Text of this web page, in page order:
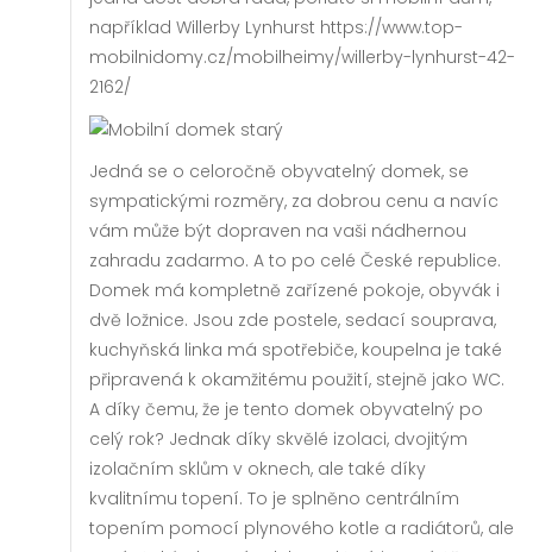
například Willerby Lynhurst https://www.top-
mobilnidomy.cz/mobilheimy/willerby-lynhurst-42-
2162/
Jedná se o celoročně obyvatelný domek, se
sympatickými rozměry, za dobrou cenu a navíc
vám může být dopraven na vaši nádhernou
zahradu zadarmo. A to po celé České republice.
Domek má kompletně zařízené pokoje, obyvák i
dvě ložnice. Jsou zde postele, sedací souprava,
kuchyňská linka má spotřebiče, koupelna je také
připravená k okamžitému použití, stejně jako WC.
A díky čemu, že je tento domek obyvatelný po
celý rok? Jednak díky skvělé izolaci, dvojitým
izolačním sklům v oknech, ale také díky
kvalitnímu topení. To je splněno centrálním
topením pomocí plynového kotle a radiátorů, ale